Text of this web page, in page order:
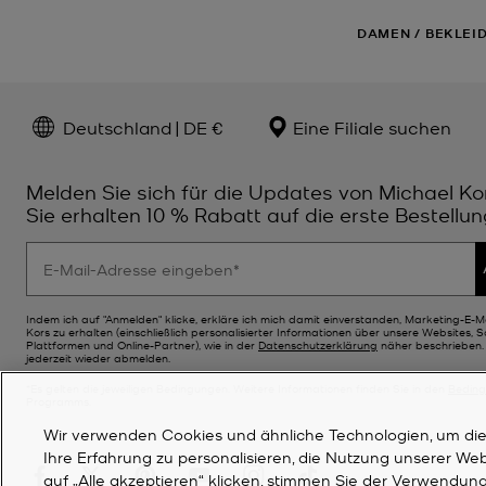
DAMEN /
Deutschland | DE € Eine Filiale suchen
Melden Sie sich für die Updates von Michael
Sie erhalten 10 % Rabatt auf die erste
Indem ich auf "Anmelden" klicke, erkläre ich mich damit einverstanden, Marketing-E-
Kors zu erhalten (einschließlich personalisierter Informationen über unsere Websites,
Plattformen und Online-Partner), wie in der Datenschutzerklärung näher
jederzeit wieder abmelden.
Wir verwenden Cookies und ähnliche Technologien, um
Ihre Erfahrung zu personalisieren, die Nutzung unserer
auf „Alle akzeptieren“ klicken, stimmen Sie der